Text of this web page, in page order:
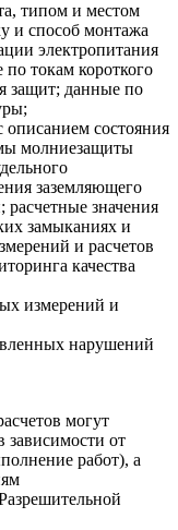
типом и местом
и способ монтажа
электропитания
токам короткого
защит; данные по
описанием состояния
молниезащиты
заземляющего
расчетные значения
замыканиях и
и расчетов
качества
измерений и
нарушений
могут
зависимости от
работ), а